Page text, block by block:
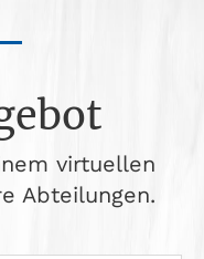
virtuellen
Abteilungen.